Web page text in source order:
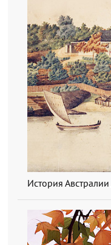
История